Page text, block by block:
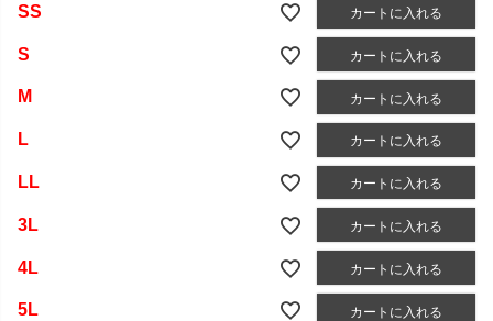
SS カートに入れる
S カートに入れる
M カートに入れる
L カートに入れる
LL カートに入れる
3L カートに入れる
4L カートに入れる
5L カートに入れる